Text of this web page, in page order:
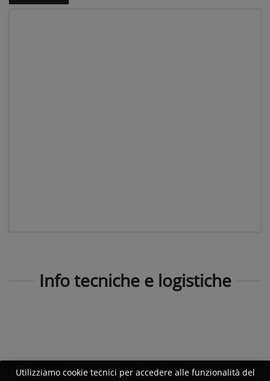
Info tecniche e logistiche
Utilizziamo cookie tecnici per accedere alle funzionalità del